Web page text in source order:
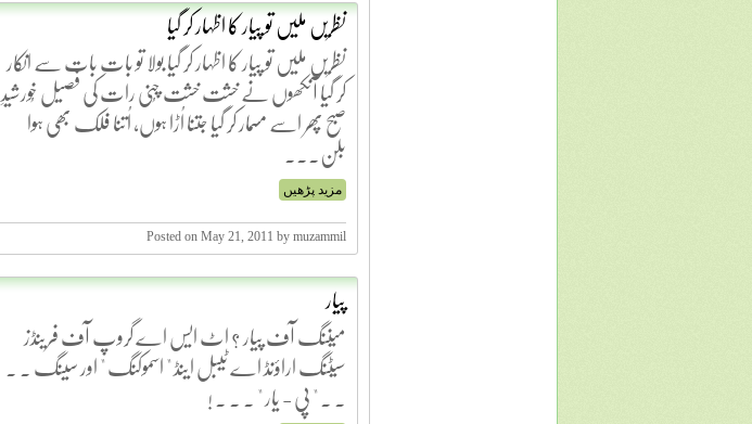
نظریں ملیں تو پیار کا اظہار کر گیا
نظریں ملیں تو پیار کا اظہار کر گیا بولا تو بات بات سے انکار
کر گیا آنکھوں نے خشت خشت چُنی رات کی فصیل خُورشیدِ
صبح پھر اسے مسمار کر گیا جتنا اُڑا ہوں، اُتنا فلک بھی ہوا
بلن...
مزید پڑھیں
Posted on May 21, 2011 by muzammil
پیار
میننگ آف پیار ؟ اٹ ایس اے گروپ آف فرینڈز
سیٹنگ اراؤنڈ اے ٹیبل اینڈ " اسموکنگ " اور سینگ . .
. . " پی - یار " . . . !